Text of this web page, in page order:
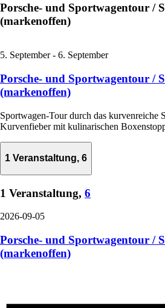
Porsche- und Sportwagentour /
(markenoffen)
5. September- 6. September
Porsche- und Sportwagentour /
(markenoffen)
Sportwagen-Tour durch das kurvenreiche
Kurvenfieber mit kulinarischen
1 Veranstaltung, 6
1 Veranstaltung, 6
2026-09-05
Porsche- und Sportwagentour /
(markenoffen)